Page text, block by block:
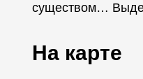
существом…
На карте